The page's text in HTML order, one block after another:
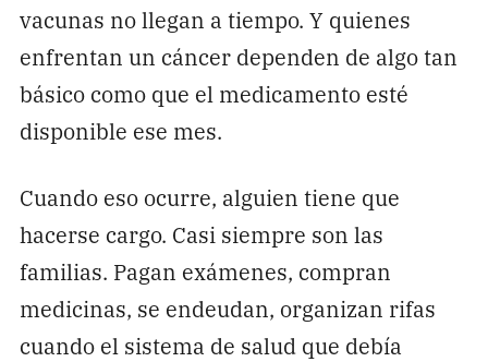
vacunas no llegan a tiempo. Y quienes
enfrentan un cáncer dependen de algo tan
básico como que el medicamento esté
disponible ese mes.
Cuando eso ocurre, alguien tiene que
hacerse cargo. Casi siempre son las
familias. Pagan exámenes, compran
medicinas, se endeudan, organizan rifas
cuando el sistema de salud que debía